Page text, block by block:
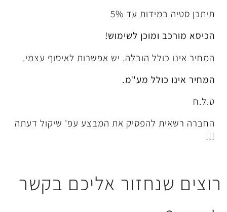
עד 5%
לשימוש!
הובלה. יש אפשרות לאיסוף עצמי.
מע"מ.
את המבצע עפ' שיקול דעתה
אליכם בקשר